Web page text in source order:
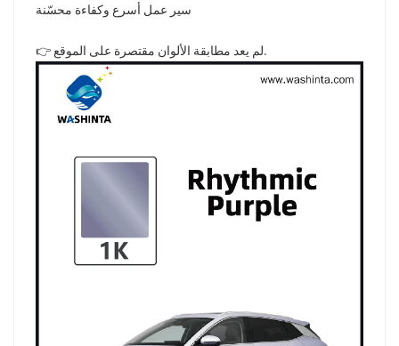
سير عمل أسرع وكفاءة محسّنة
👉 لم يعد مطابقة الألوان مقتصرة على الموقع.